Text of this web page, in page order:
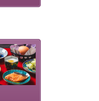
外で五感に響く迫力
て、大切な人との旅
ませんか。
膳に使わ
名産品を
、安心・
県産...